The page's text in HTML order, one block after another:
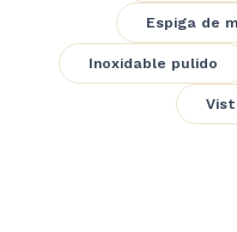
Espiga de
Inoxidable pulido